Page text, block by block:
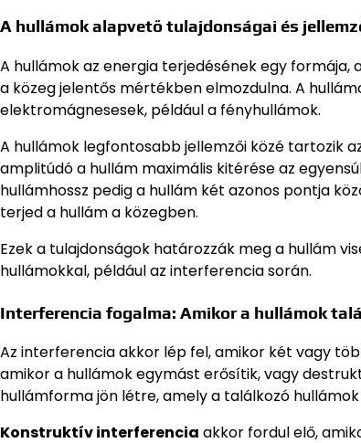
A hullámok alapvető tulajdonságai és
A hullámok az energia terjedésének egy
a közeg jelentős mértékben elmozdulna. A
elektromágnesesek, például a fényhullámok.
A hullámok legfontosabb jellemzői közé tartozik
amplitúdó a hullám maximális kitérése az
hullámhossz pedig a hullám két azonos pontja
terjed a hullám a közegben.
Ezek a tulajdonságok határozzák meg a hullám
hullámokkal, például az interferencia során.
Interferencia fogalma: Amikor a hullámok
Az interferencia akkor lép fel, amikor két vagy
amikor a hullámok egymást erősítik, vagy
hullámforma jön létre, amely a találkozó
Konstruktív interferencia akkor fordul elő,